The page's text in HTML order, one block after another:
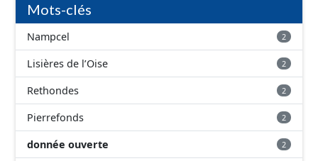
Mots-clés
Nampcel 2
Lisières de l’Oise 2
Rethondes 2
Pierrefonds 2
donnée ouverte 2